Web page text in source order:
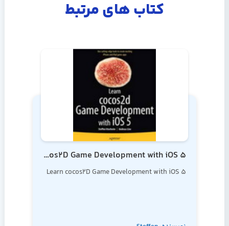
کتاب های مرتبط
Learn cocos2D Game Development with iOS 5
Learn cocos2D Game Development with iOS 5